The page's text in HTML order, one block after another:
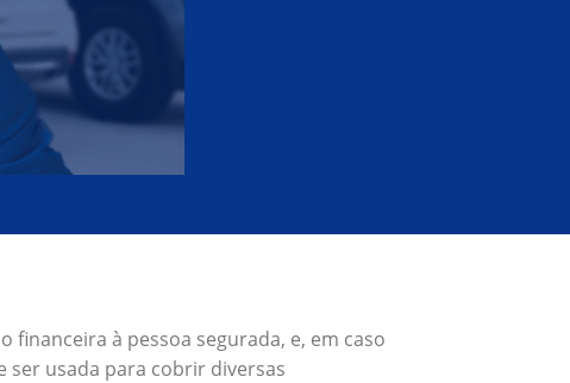
à pessoa segurada, e, em caso
ser usada para cobrir diversas